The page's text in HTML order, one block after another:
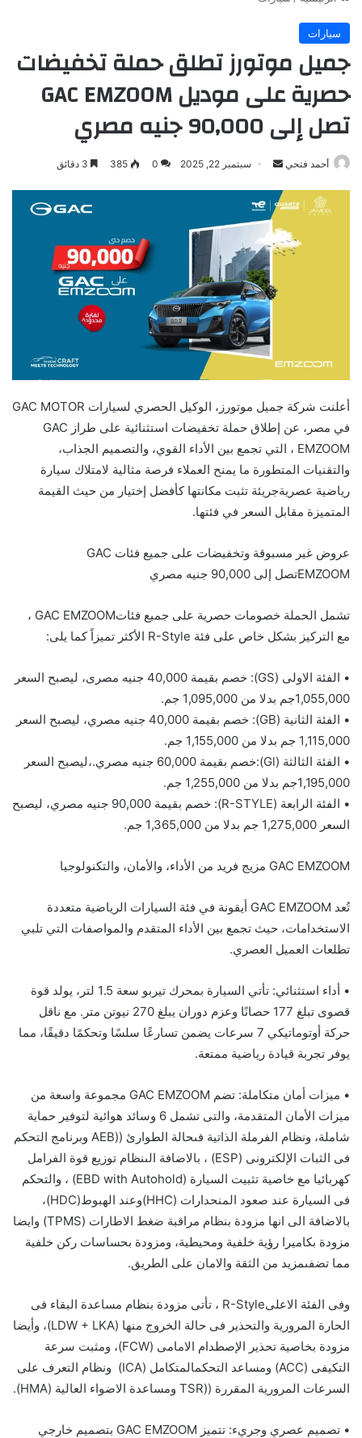
سيارات
جميل موتورز تطلق حملة تخفيضات
حصرية على موديل GAC EMZOOM
تصل إلى 90,000 جنيه مصري
أحمد فتحي
أرسل
إلكترونيا
سبتمبر 22, 2025 0
385
أعلنت شركة جميل موتورز، الوكيل الحصري لسيارات
في مصر، عن إطلاق حملة تخفيضات استثنائية على طراز GAC
EMZOOM ، التي تجمع بين الأداء القوي، والتصميم الجذاب،
والتقنيات المتطورة ما يمنح العملاء فرصة مثالية لامتلاك سيارة
رياضية عصريةجريئة تثبت مكانتها كأفضل إختيار من حيث القيمة
المتميزة مقابل السعر في فئتها.
عروض غير مسبوقة وتخفيضات على جميع فئات GAC
EMZOOMتصل إلى جنيه مصري
تشمل الحملة خصومات حصرية على جميع فئاتGAC EMZOOM ،
مع التركيز بشكل خاص على فئة
الأكثر تميزاًكما يلى:
• الفئة الاولى (GS
): خصم بقيمة 40,000 جنيه مصر
ى، ليصبح السعر
1,055,000 جم بدلا من 1 ,095,000 جم.
• الفئة الثانية (
GB
): خصم بقيمة 40,000 جنيه مصري
، ليصبح السعر
1,115,000 جم بدلا من 1 ,155,000 جم.
• الفئة الثالثة (
Gl
):خصم بقيمة 60,000 جنيه مصري .،ليصبح السعر
1,195,000 جم بدلا من 1 ,255,000 جم.
• الفئة الرابعة (
R-STYLE
): خصم بقيمة 90,000 جنيه مصري
، ليصبح
السعر
1,275,000 جم بدلا من 1 ,365,000 جم.
GAC EMZOOM مزيج فريد من الأداء، والأمان، والتكنولوجيا
تُعد أيقونة في فئة السيارات الرياضية متعددة
الاستخدامات، حيث تجمع بين الأداء المتقدم والمواصفات التي تلبي
تطلعات العميل العصري.
• أداء استثنائي: تأتي السيارة بمحرك تيربو
سعة 1.5 لتر، يولد قوة
قصوى تبلغ 177 حصانًا وعزم دوران يبلغ 270 نيوتن متر.
مع ناقل
حركة أوتوماتيكي 7 سرعات يضمن تسارعًا سلسًا وتحكمًا دقيقًا، مما
يوفر تجربة قيادة رياضية ممتعة.
• ميزات أمان متكاملة: تضم
مجموعة واسعة من
ميزات الأمان المتقدمة، والتى تشمل 6 وسائد هوائية لتوفير حماية
شاملة، ونظام الفرملة الذاتية فىحالة الطوارئ (
(AEB وبرنامج التحكم
فى الثبات الإلكترونى (ESP) ، بالاضافة الىنظام توزيع قوة الفرامل
كهربائيا مع خاصية تثبيت السيارة (EBD with Autohold) ، والتحكم
فى السيارة عند صعود المنحدارات (HHC) وعند الهبوط(
HDC
)،
بالاضافة الى انها مزودة بنظام مراقبة ضغط الاطارات (TPMS
) وايضا
مزودة بكاميرا رؤية خلفية ومحيطية، ومزودة بحساسات ركن خلفية
مما تضفىمزيد من الثقة والامان على الطريق.
وفى الفئة الاعلىR-Style ، تأتى مزودة بنظام مساعدة البقاء فى
الحارة المرورية والتحذير فى حالة الخروج منها (LDW + LKA)، وأيضا
مزودة بخاصية تحذير الإصطدام الامامى (FCW)، ومثبت سرعة
التكيفى (
ACC
) ومساعد التحكمالمتكامل (
ICA
) ونظام التعرف على
السرعات المرورية المقررة ((TSR ومساعدة الاضواء العالية (HMA
).
• تصميم عصري وجريء: تتميز
بتصميم خارجي